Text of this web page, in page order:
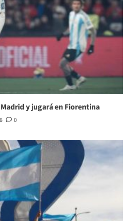
y jugará en Fiorentina
0